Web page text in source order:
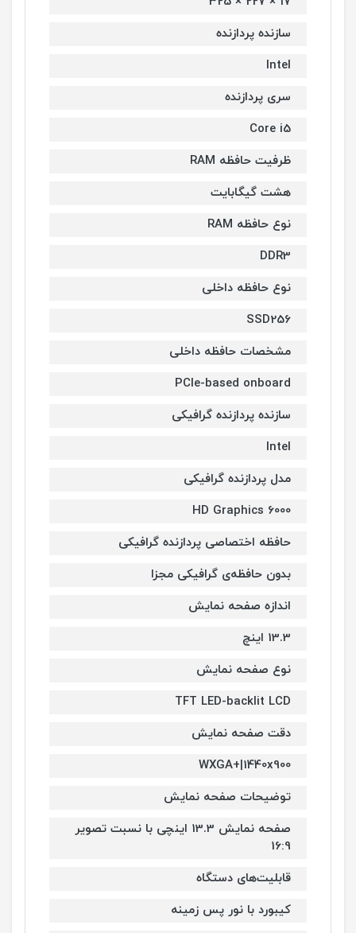
سازنده پردازنده
Intel
سری پردازنده
Core i5
ظرفیت حافظه RAM
هشت گیگابایت
نوع حافظه RAM
DDR3
نوع حافظه داخلی
SSD256
مشخصات حافظه داخلی
PCIe-based onboard
سازنده پردازنده گرافیکی
Intel
مدل پردازنده گرافیکی
HD Graphics 6000
حافظه اختصاصی پردازنده گرافیکی
بدون حافظه‌ی گرافیکی مجزا
اندازه صفحه نمایش
13.3 اینچ
نوع صفحه نمایش
TFT LED-backlit LCD
دقت صفحه نمایش
WXGA+|1440x900
توضیحات صفحه نمایش
صفحه نمایش 13.3 اینچی با نسبت تصویر
16:9
قابلیت‌های دستگاه
کیبورد با نور پس زمینه